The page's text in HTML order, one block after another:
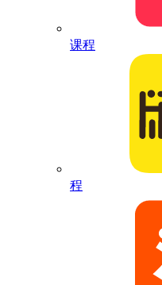
课程
程